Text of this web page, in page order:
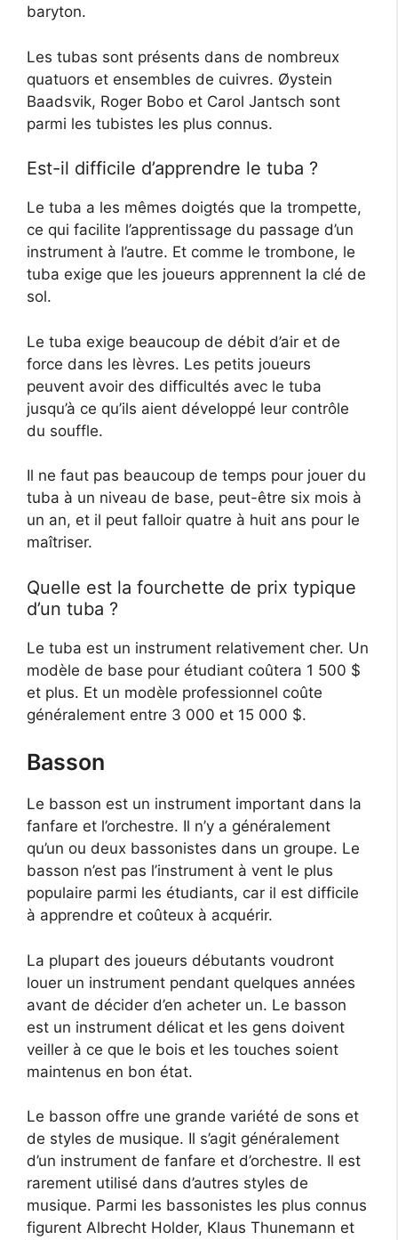
baryton.
Les tubas sont présents dans de nombreux
quatuors et ensembles de cuivres. Øystein
Baadsvik, Roger Bobo et Carol Jantsch sont
parmi les tubistes les plus connus.
Est-il difficile d’apprendre le tuba ?
Le tuba a les mêmes doigtés que la trompette,
ce qui facilite l’apprentissage du passage d’un
instrument à l’autre. Et comme le trombone, le
tuba exige que les joueurs apprennent la clé de
sol.
Le tuba exige beaucoup de débit d’air et de
force dans les lèvres. Les petits joueurs
peuvent avoir des difficultés avec le tuba
jusqu’à ce qu’ils aient développé leur contrôle
du souffle.
Il ne faut pas beaucoup de temps pour jouer du
tuba à un niveau de base, peut-être six mois à
un an, et il peut falloir quatre à huit ans pour le
maîtriser.
Quelle est la fourchette de prix typique
d’un tuba ?
Le tuba est un instrument relativement cher. Un
modèle de base pour étudiant coûtera 1 500 $
et plus. Et un modèle professionnel coûte
généralement entre 3 000 et 15 000 $.
Basson
Le basson est un instrument important dans la
fanfare et l’orchestre. Il n’y a généralement
qu’un ou deux bassonistes dans un groupe. Le
basson n’est pas l’instrument à vent le plus
populaire parmi les étudiants, car il est difficile
à apprendre et coûteux à acquérir.
La plupart des joueurs débutants voudront
louer un instrument pendant quelques années
avant de décider d’en acheter un. Le basson
est un instrument délicat et les gens doivent
veiller à ce que le bois et les touches soient
maintenus en bon état.
Le basson offre une grande variété de sons et
de styles de musique. Il s’agit généralement
d’un instrument de fanfare et d’orchestre. Il est
rarement utilisé dans d’autres styles de
musique. Parmi les bassonistes les plus connus
figurent Albrecht Holder, Klaus Thunemann et